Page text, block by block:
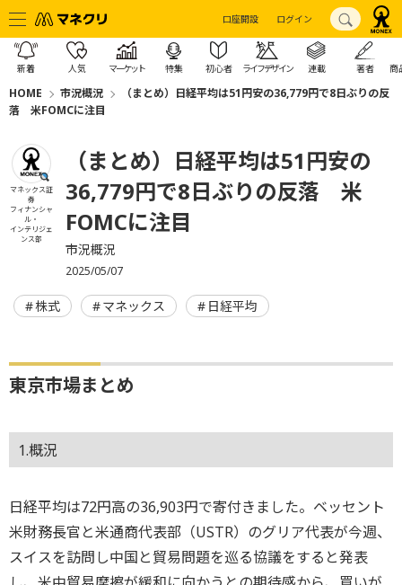
口座開設 ログイン
新着 人気 マーケット 特集 初心者 ライフデザイン 連載 著者 商
HOME 市況概況
（まとめ）日経平均は51円安の36,779円で8日ぶりの反
落 米FOMCに注目
マネックス証
券
フィナンシャ
ル・
インテリジェ
ンス部
（まとめ）日経平均は51円安の
36,779円で8日ぶりの反落 米
FOMCに注目
市況概況
2025/05/07
株式 マネックス 日経平均
東京市場まとめ
1.概況
日経平均は72円高の36,903円で寄付きました。ベッセント
米財務長官と米通商代表部（USTR）のグリア代表が今週、
スイスを訪問し中国と貿易問題を巡る協議をすると発表